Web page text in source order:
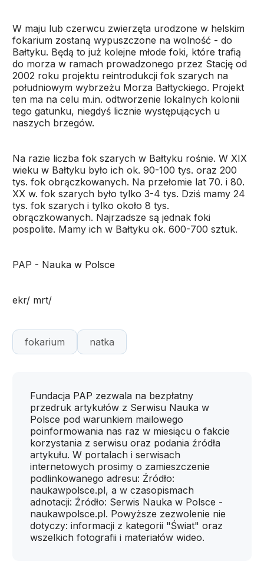
W maju lub czerwcu zwierzęta urodzone w helskim
fokarium zostaną wypuszczone na wolność - do
Bałtyku. Będą to już kolejne młode foki, które trafią
do morza w ramach prowadzonego przez Stację od
2002 roku projektu reintrodukcji fok szarych na
południowym wybrzeżu Morza Bałtyckiego. Projekt
ten ma na celu m.in. odtworzenie lokalnych kolonii
tego gatunku, niegdyś licznie występujących u
naszych brzegów.
Na razie liczba fok szarych w Bałtyku rośnie. W XIX
wieku w Bałtyku było ich ok. 90-100 tys. oraz 200
tys. fok obrączkowanych. Na przełomie lat 70. i 80.
XX w. fok szarych było tylko 3-4 tys. Dziś mamy 24
tys. fok szarych i tylko około 8 tys.
obrączkowanych. Najrzadsze są jednak foki
pospolite. Mamy ich w Bałtyku ok. 600-700 sztuk.
PAP - Nauka w Polsce
ekr/ mrt/
fokarium natka
Fundacja PAP zezwala na bezpłatny
przedruk artykułów z Serwisu Nauka w
Polsce pod warunkiem mailowego
poinformowania nas raz w miesiącu o fakcie
korzystania z serwisu oraz podania źródła
artykułu. W portalach i serwisach
internetowych prosimy o zamieszczenie
podlinkowanego adresu: Źródło:
naukawpolsce.pl, a w czasopismach
adnotacji: Źródło: Serwis Nauka w Polsce -
naukawpolsce.pl. Powyższe zezwolenie nie
dotyczy: informacji z kategorii "Świat" oraz
wszelkich fotografii i materiałów wideo.